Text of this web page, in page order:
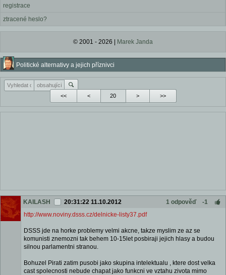
registrace
ztracené heslo?
© 2001 - 2026 | Marek Janda
Politické alternativy a jejich příznivci
<< < > >>
KAILASH 20:31:22 11.10.2012 1 odpověď
-1
http://www.noviny.dsss.cz/delnicke-listy37.pdf
DSSS jde na horke problemy velmi akcne, takze myslim ze az se
komunisti znemozni tak behem 10-15let posbiraji jejich hlasy a budou
silnou parlamentni stranou.
Bohuzel Pirati zatim pusobi jako skupina intelektualu , ktere dost velka
cast spolecnosti nebude chapat jako funkcni ve vztahu zivota mimo